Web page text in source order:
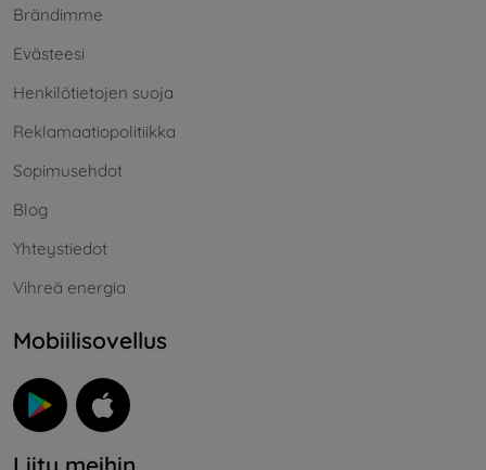
Brändimme
Evästeesi
Henkilötietojen suoja
Reklamaatiopolitiikka
Sopimusehdot
Blog
Yhteystiedot
Vihreä energia
Mobiilisovellus
Liity meihin